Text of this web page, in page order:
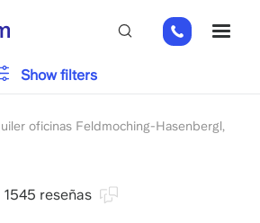
+49
151
oficinas Feldmoching-Hasenbergl,
1545 reseñas
de su equipox
Show filters